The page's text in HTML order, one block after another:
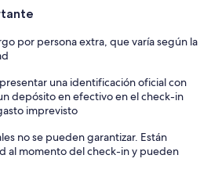
por persona extra, que varía según la
una identificación oficial con
depósito en efectivo en el check-in
imprevisto
no se pueden garantizar. Están
al momento del check-in y pueden